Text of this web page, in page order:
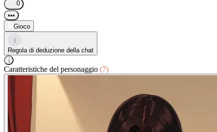
0
•••
Gioco
i
Regola di deduzione della chat
i
Caratteristiche del personaggio (7)